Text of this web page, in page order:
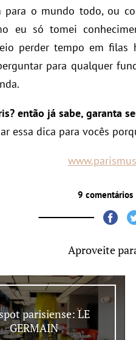
para o mundo todo, ou
eu só tomei
perder tempo em
para qualquer
então já sabe, garanta
essa dica para vocês
9 comentários
Aproveite
parisiense: LE
GERMAIN